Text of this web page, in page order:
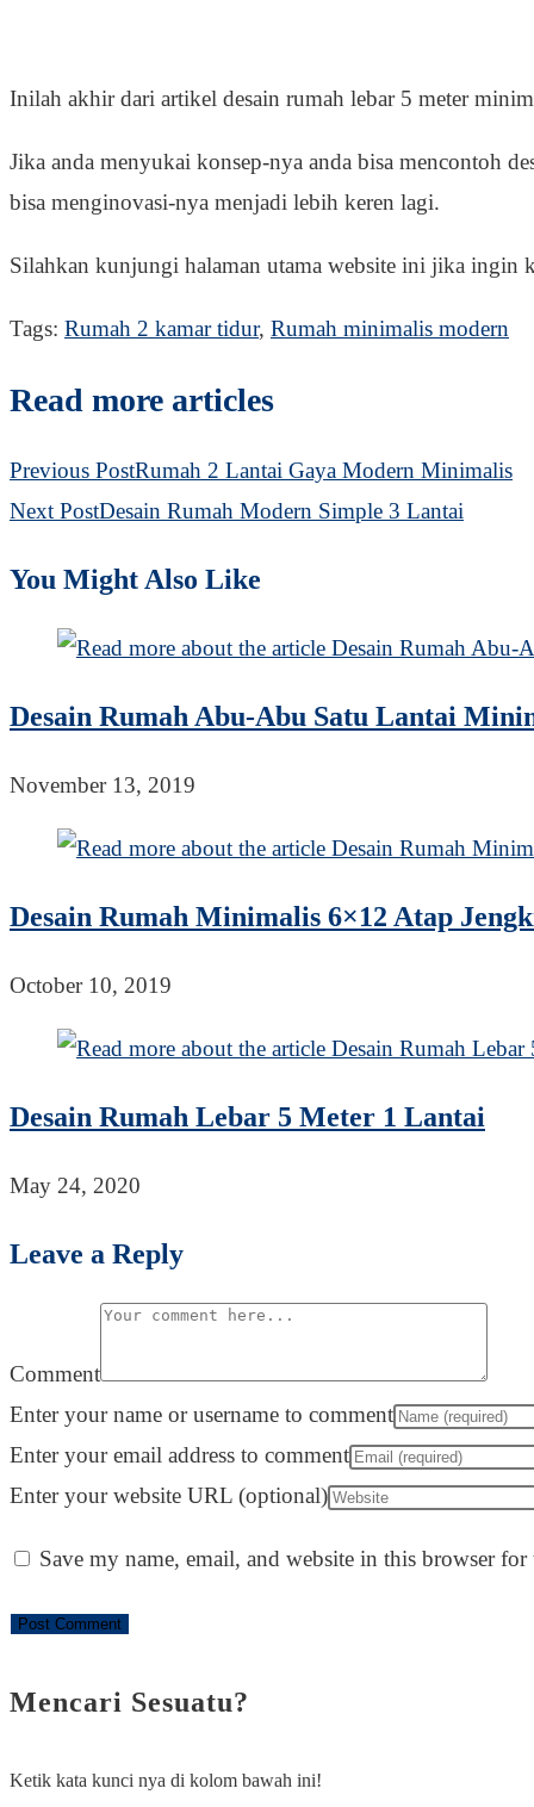
Inilah akhir dari artikel desain rumah lebar 5 meter
Jika anda menyukai konsep-nya anda bisa mencontoh
bisa menginovasi-nya menjadi lebih keren lagi.
Silahkan kunjungi halaman utama website ini jika ingin
Tags: Rumah 2 kamar tidur, Rumah minimalis modern
Read more articles
Previous PostRumah 2 Lantai Gaya Modern Minimalis
Next PostDesain Rumah Modern Simple 3 Lantai
You Might Also Like
Desain Rumah Abu-Abu Satu Lantai
November 13, 2019
Desain Rumah Minimalis 6×12 Atap
October 10, 2019
Desain Rumah Lebar 5 Meter 1 Lantai
May 24, 2020
Leave a Reply
Comment
Enter your name or username to comment
Enter your email address to comment
Enter your website URL (optional)
Save my name, email, and website in this browser
Mencari Sesuatu?
Ketik kata kunci nya di kolom bawah ini!